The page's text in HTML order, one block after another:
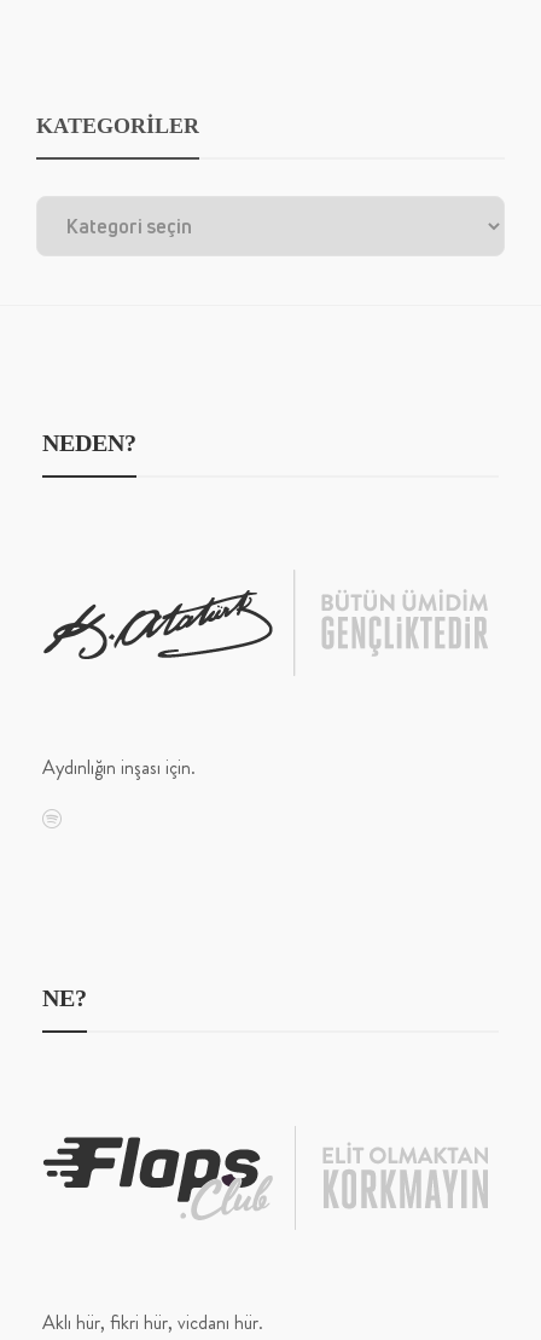
KATEGORİLER
NEDEN?
Aydınlığın inşası için.
NE?
Aklı hür, fikri hür, vicdanı hür.